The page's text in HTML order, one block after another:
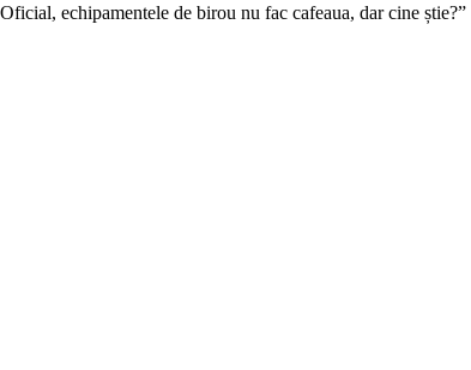
Oficial, echipamentele de birou nu fac cafeaua, dar cine știe?”